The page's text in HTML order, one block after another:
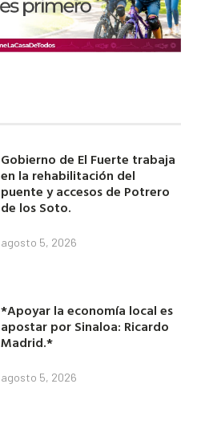
Gobierno de El Fuerte trabaja
en la rehabilitación del
puente y accesos de Potrero
de los Soto.
agosto 5, 2026
*Apoyar la economía local es
apostar por Sinaloa: Ricardo
Madrid.*
agosto 5, 2026